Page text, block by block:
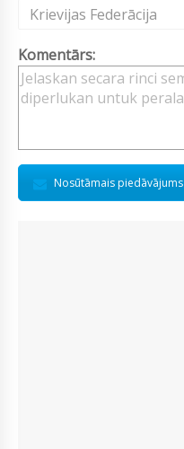
Krievijas Federācija
Komentārs:
Nosūtāmais piedāvājums